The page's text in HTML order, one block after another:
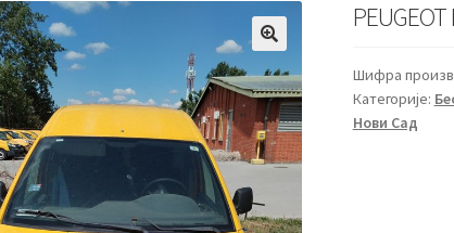
🔍
PEUGEOT
Шифра
Категорије:
Нови Сад